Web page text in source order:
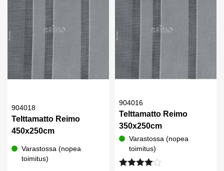
904018
Telttamatto Reimo
450x250cm
Varastossa (nopea
toimitus)
904016
Telttamatto Reimo
350x250cm
Varastossa (nopea
toimitus)